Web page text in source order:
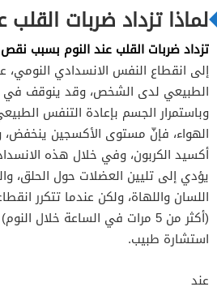
فشل القلب الاحتقاني
السكتة الدماغية
لماذا تزداد ضربات القلب
تزداد ضربات القلب عند النوم بسبب
إلى انقطاع النفس الانسدادي
الطبيعي لدى الشخص، وقد ينوقف في
وباستمرار الجسم بإعادة التنفس
الهواء، فإنّ مستوى الأكسجين
أكسيد الكربون، وفي خلال هذه
يؤدي إلى تليين العضلات حول الحلق،
اللسان واللهاة، ولكن عندما تتكرر
(أكثر من 5 مرات في الساعة
استشارة طبيب.
عند